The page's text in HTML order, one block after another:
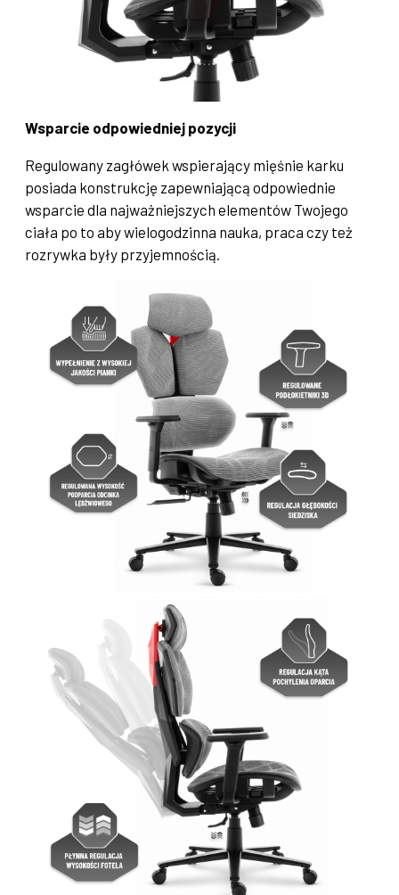
Wsparcie odpowiedniej pozycji
Regulowany zagłówek wspierający mięśnie karku
posiada konstrukcję zapewniającą odpowiednie
wsparcie dla najważniejszych elementów Twojego
ciała po to aby wielogodzinna nauka, praca czy też
rozrywka były przyjemnością.